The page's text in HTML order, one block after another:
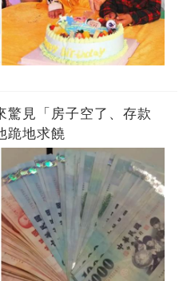
驚見「房子空了、存款
跪地求饒